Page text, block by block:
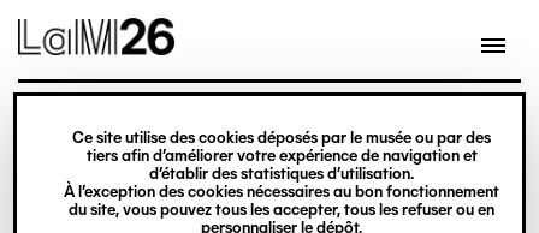
Gestion des cookies
Ce site utilise des cookies déposés par le musée ou par des
tiers afin d’améliorer votre expérience de navigation et
d’établir des statistiques d’utilisation.
À l’exception des cookies nécessaires au bon fonctionnement
du site, vous pouvez tous les accepter, tous les refuser ou en
personnaliser le dépôt.
contenu